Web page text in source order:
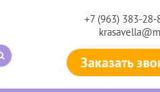
+7 (963) 383-28-
Заказать